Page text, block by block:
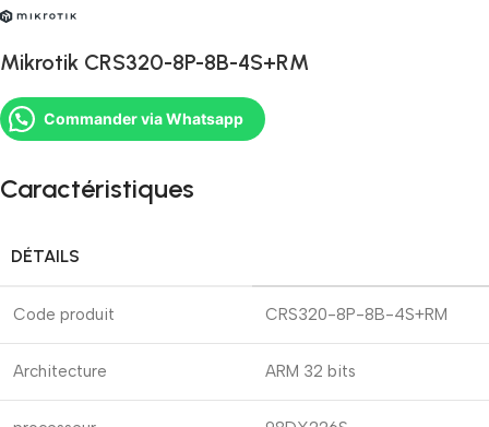
Mikrotik CRS320-8P-8B-4S+RM
Commander via Whatsapp
Caractéristiques
DÉTAILS
Code produit CRS320-8P-8B-4S+RM
Architecture ARM 32 bits